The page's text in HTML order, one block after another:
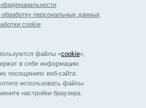
персональных данных
cookie
файлы «cookie»,
в себе информацию
посещениях веб-сайта.
использовать файлы
настройки браузера.